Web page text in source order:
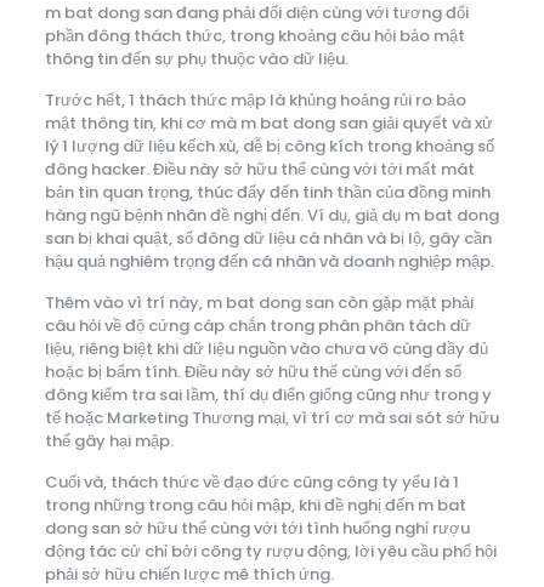
m bat dong san đang phải đối diện cùng với tương đối
phần đông thách thức, trong khoảng câu hỏi bảo mật
thông tin đến sự phụ thuộc vào dữ liệu.
Trước hết, 1 thách thức mập là khủng hoảng rủi ro bảo
mật thông tin, khi cơ mà m bat dong san giải quyết và xử
lý 1 lượng dữ liệu kếch xù, dễ bị công kích trong khoảng số
đông hacker. Điều này sở hữu thể cùng với tới mất mát
bản tin quan trọng, thúc đẩy đến tinh thần của đồng minh
hàng ngũ bệnh nhân đề nghị đến. Ví dụ, giả dụ m bat dong
san bị khai quật, số đông dữ liệu cá nhân và bị lộ, gây cần
hậu quả nghiêm trọng đến cá nhân và doanh nghiệp mập.
Thêm vào vì trí này, m bat dong san còn gặp mặt phải
câu hỏi về độ cứng cáp chắn trong phân phân tách dữ
liệu, riêng biệt khi dữ liệu nguồn vào chưa vô cùng đầy đủ
hoặc bị bẩm tính. Điều này sở hữu thể cùng với đến số
đông kiểm tra sai lầm, thí dụ điển giống cũng như trong y
tế hoặc Marketing Thương mại, vì trí cơ mà sai sót sở hữu
thể gây hại mập.
Cuối và, thách thức về đạo đức cũng công ty yếu là 1
trong những trong câu hỏi mập, khi đề nghị đến m bat
dong san sở hữu thể cùng với tới tình huống nghỉ rượu
động tác cử chỉ bởi công ty rượu động, lời yêu cầu phố hội
phải sở hữu chiến lược mê thích ứng.